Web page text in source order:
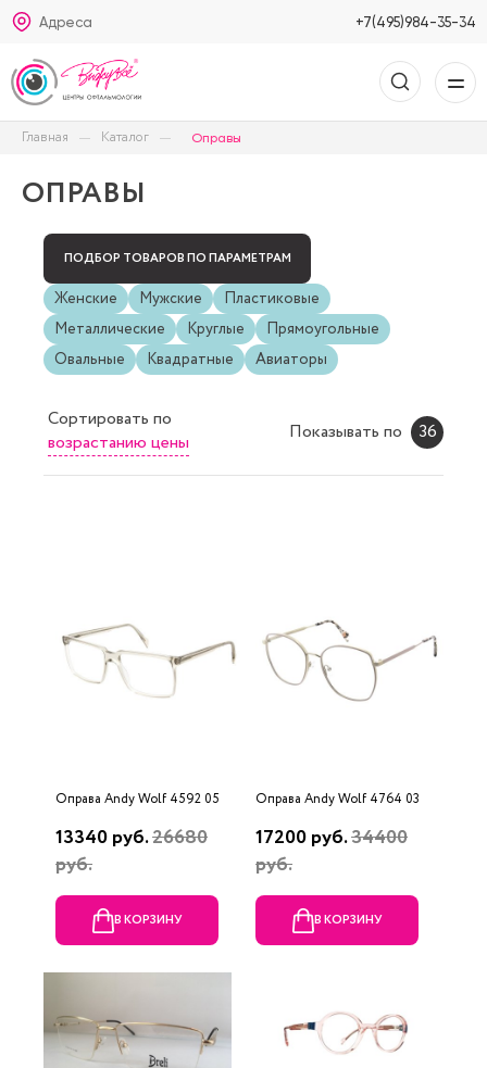
Адреса +7(495)984-35-34
Главная Каталог Оправы
ОПРАВЫ
ПОДБОР ТОВАРОВ ПО ПАРАМЕТРАМ
Женские Мужские
Пластиковые
Металлические
Круглые
Прямоугольные
Овальные
Квадратные Авиаторы
Сортировать по
возрастанию цены
Показывать по 36
Оправа Andy Wolf 4592 05
13340 руб.26680
руб.
В КОРЗИНУ
Оправа Andy Wolf 4764 03
17200 руб.34400
руб.
В КОРЗИНУ